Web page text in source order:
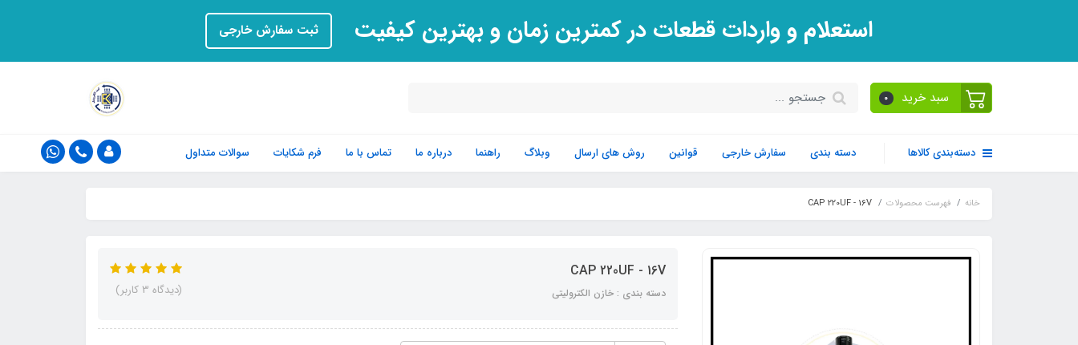
استعلام و واردات قطعات در کمترین زمان و بهترین کیفیت ثبت سفارش خارجی
سبد خرید 0
دسته‌بندی کالاها دسته بندی سفارش خارجی قوانین روش های ارسال وبلاگ راهنما درباره ما تماس با ما فرم‌ شکایات سوالات متداول
خانه فهرست محصولات CAP 220UF - 16V
CAP 220UF - 16V
دسته بندی : خازن الکترولیتی (دیدگاه 3 کاربر)